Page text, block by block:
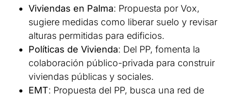
Viviendas en Palma: Propuesta por Vox,
sugiere medidas como liberar suelo y revisar
alturas permitidas para edificios.
Políticas de Vivienda: Del PP, fomenta la
colaboración público-privada para construir
viviendas públicas y sociales.
EMT: Propuesta del PP, busca una red de